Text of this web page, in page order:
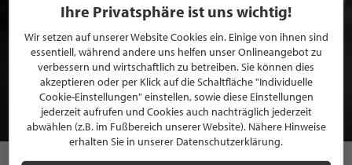
BEWERBEN SIE SICH FÜR EINE GRATIS
MITGLIEDSCHAFT BEI STILPUNKTE®
JETZT GRATIS BEWERBEN
Ihre Privatsphäre ist uns wichtig!
Wir setzen auf unserer Website Cookies ein. Einige von ihnen sind
essentiell, während andere uns helfen unser Onlineangebot zu
verbessern und wirtschaftlich zu betreiben. Sie können dies
akzeptieren oder per Klick auf die Schaltfläche "Individuelle
Cookie-Einstellungen" einstellen, sowie diese Einstellungen
jederzeit aufrufen und Cookies auch nachträglich jederzeit
abwählen (z.B. im Fußbereich unserer Website). Nähere Hinweise
erhalten Sie in unserer Datenschutzerklärung.